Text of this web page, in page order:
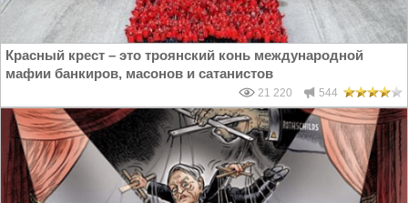
Красный крест – это троянский конь международной
мафии банкиров, масонов и сатанистов
21 220 544